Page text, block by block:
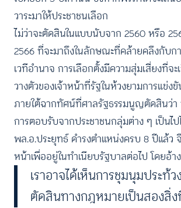
วาระมาให้ประชาชนเลือก
ไม่ว่าจะตัดสินในแบบนับจาก 2560 หรือ
2566 ที่จะมาถึงในลักษณะที่คล้ายคลึงกับก
เวทีอำนาจ การเลือกตั้งมีความสุ่มเสี่ยงที่จ
วางตัวของเจ้าหน้าที่รัฐในห้วงยามการแข่ง
ภายใต้ฉากทัศน์ที่ศาลรัฐธรรมนูญตัดสินว่า
การตอบรับจากประชาชนกลุ่มต่าง ๆ เป็นไ
พล.อ.ประยุทธ์ ดำรงตำแหน่งครบ 8 ปีแล้ว
หน้าเพื่ออยู่ในทำเนียบรัฐบาลต่อไป โดยอ้
เราอาจได้เห็นการชุมนุมประท้
ตัดสินทางกฎหมายเป็นสองสิ่ง